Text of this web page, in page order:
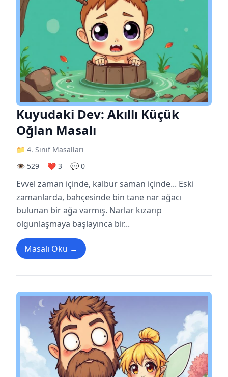
Kuyudaki Dev: Akıllı Küçük
Oğlan Masalı
📁 4. Sınıf Masalları
👁️ 529
❤️ 3 💬 0
Evvel zaman içinde, kalbur saman içinde... Eski
zamanlarda, bahçesinde bin tane nar ağacı
bulunan bir ağa varmış. Narlar kızarıp
olgunlaşmaya başlayınca bir...
Masalı Oku →